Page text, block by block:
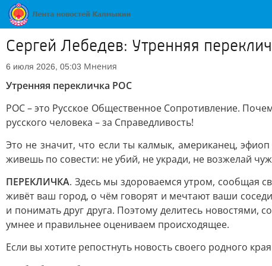
Сергей Лебедев: Утренняя
6 июля 2026, 05:03 Мнения
Утренняя перекличка РОС
РОС – это Русское Общественное Сопротивление.
русского человека – за Справедливость!
Это не значит, что если ты калмык, американец,
живешь по совести: не убий, не укради, не возжелай
ПЕРЕКЛИЧКА. Здесь мы здороваемся утром, сообщая
живёт ваш город, о чём говорят и мечтают ваши
и понимать друг друга. Поэтому делитесь
умнее и правильнее оцениваем происходящее.
Если вы хотите репостнуть новость своего родного